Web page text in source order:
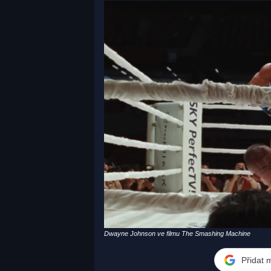
Dwayne Johnson ve filmu The Smashing Machine
Přidat